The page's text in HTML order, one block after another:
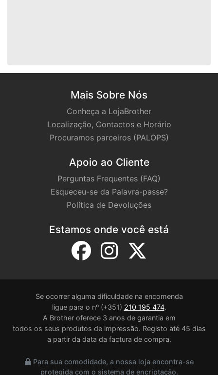
Mais Sobre Nós
Conheça a LojaBrother
Localização, Contactos e Horário
Procuramos parceiros (PALOPS)
Apoio ao Cliente
Perguntas Frequentes (FAQ)
Esqueceu-se da Palavra-passe?
Política de Devoluções
Estamos onde você está
Se ocorrer alguma dificuldade na encomenda
ligue para o nº (+351) 210 195 474.
A Brother oferece 3 anos de garantia em
todos os seus produtos de impressão. Registo até 45 dias
a partir da data da factura de compra.
Para sua comodidade, a nossa loja encontra-se
protegida com o sistema de encriptação.